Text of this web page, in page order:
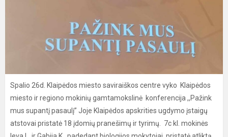
Spalio 26d. Klaipėdos miesto saviraiškos centre vyko Klaipėdos
miesto ir regiono mokinių gamtamokslinė konferencija ,,Pažink
mus supantį pasaulį” Joje Klaipėdos apskrities ugdymo įstaigų
atstovai pristatė 18 įdomių pranešimų ir tyrimų. 7c kl. mokinės